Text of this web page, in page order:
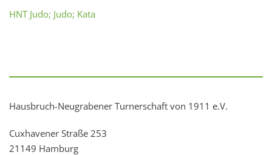
HNT Judo; Judo; Kata
Hausbruch-Neugrabener Turnerschaft von 1911 e.V.
Cuxhavener Straße 253
21149 Hamburg